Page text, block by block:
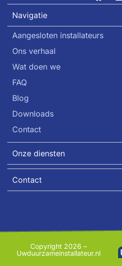
Navigatie
Aangesloten installateurs
Ons verhaal
Wat doen we
FAQ
Blog
Downloads
Contact
Onze diensten
Contact
Copyright 2026 –
Uwduurzameinstallateur.nl